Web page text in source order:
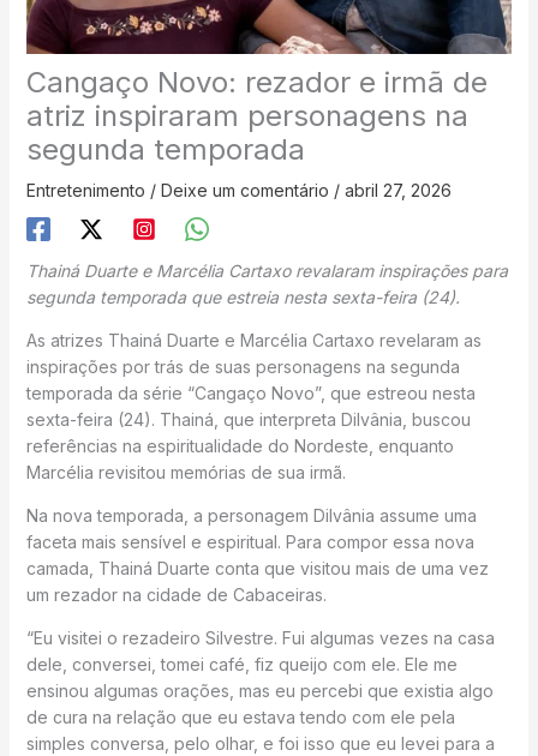
Cangaço Novo: rezador e irmã de
atriz inspiraram personagens na
segunda temporada
Entretenimento / Deixe um comentário / abril 27, 2026
Thainá Duarte e Marcélia Cartaxo revalaram inspirações para
segunda temporada que estreia nesta sexta-feira (24).
As atrizes Thainá Duarte e Marcélia Cartaxo revelaram as
inspirações por trás de suas personagens na segunda
temporada da série “Cangaço Novo”, que estreou nesta
sexta-feira (24). Thainá, que interpreta Dilvânia, buscou
referências na espiritualidade do Nordeste, enquanto
Marcélia revisitou memórias de sua irmã.
Na nova temporada, a personagem Dilvânia assume uma
faceta mais sensível e espiritual. Para compor essa nova
camada, Thainá Duarte conta que visitou mais de uma vez
um rezador na cidade de Cabaceiras.
“Eu visitei o rezadeiro Silvestre. Fui algumas vezes na casa
dele, conversei, tomei café, fiz queijo com ele. Ele me
ensinou algumas orações, mas eu percebi que existia algo
de cura na relação que eu estava tendo com ele pela
simples conversa, pelo olhar, e foi isso que eu levei para a